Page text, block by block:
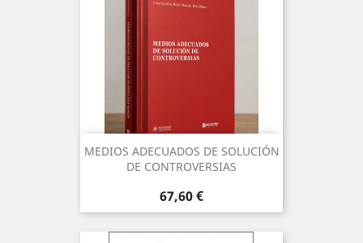
MEDIOS ADECUADOS DE SOLUCIÓN
DE CONTROVERSIAS
Precio
67,60 €